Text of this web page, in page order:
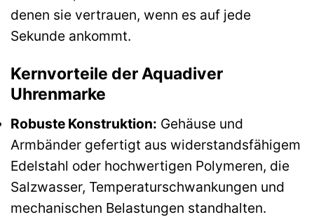
denen sie vertrauen, wenn es auf jede
Sekunde ankommt.
Kernvorteile der Aquadiver
Uhrenmarke
Robuste Konstruktion: Gehäuse und
Armbänder gefertigt aus widerstandsfähigem
Edelstahl oder hochwertigen Polymeren, die
Salzwasser, Temperaturschwankungen und
mechanischen Belastungen standhalten.